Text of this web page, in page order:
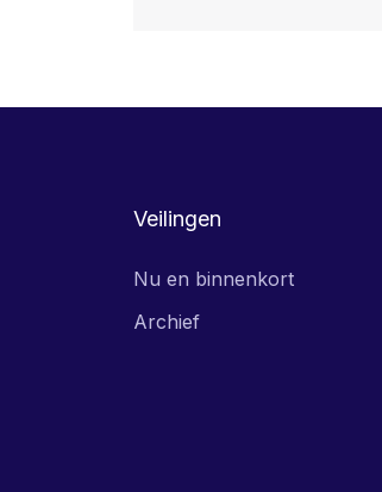
Veilingen
Nu en binnenkort
Archief